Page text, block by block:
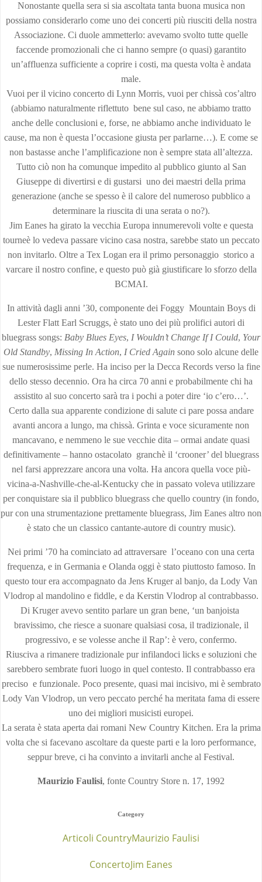
Nonostante quella sera si sia ascoltata tanta buona musica non
possiamo considerarlo come uno dei concerti più riusciti della nostra
Associazione. Ci duole ammetterlo: avevamo svolto tutte quelle
faccende promozionali che ci hanno sempre (o quasi) garantito
un’affluenza sufficiente a coprire i costi, ma questa volta è andata
male.
Vuoi per il vicino concerto di Lynn Morris, vuoi per chissà cos’altro
(abbiamo naturalmente riflettuto bene sul caso, ne abbiamo tratto
anche delle conclusioni e, forse, ne abbiamo anche individuato le
cause, ma non è questa l’occasione giusta per parlarne…). E come se
non bastasse anche l’amplificazione non è sempre stata all’altezza.
Tutto ciò non ha comunque impedito al pubblico giunto al San
Giuseppe di divertirsi e di gustarsi uno dei maestri della prima
generazione (anche se spesso è il calore del numeroso pubblico a
determinare la riuscita di una serata o no?).
Jim Eanes ha girato la vecchia Europa innumerevoli volte e questa
tourneè lo vedeva passare vicino casa nostra, sarebbe stato un peccato
non invitarlo. Oltre a Tex Logan era il primo personaggio storico a
varcare il nostro confine, e questo può già giustificare lo sforzo della
BCMAI.
In attività dagli anni ’30, componente dei Foggy Mountain Boys di
Lester Flatt Earl Scruggs, è stato uno dei più prolifici autori di
bluegrass songs: Baby Blues Eyes, I Wouldn’t Change If I Could, Your
Old Standby, Missing In Action, I Cried Again sono solo alcune delle
sue numerosissime perle. Ha inciso per la Decca Records verso la fine
dello stesso decennio. Ora ha circa 70 anni e probabilmente chi ha
assistito al suo concerto sarà tra i pochi a poter dire ‘io c’ero…’.
Certo dalla sua apparente condizione di salute ci pare possa andare
avanti ancora a lungo, ma chissà. Grinta e voce sicuramente non
mancavano, e nemmeno le sue vecchie dita – ormai andate quasi
definitivamente – hanno ostacolato granchè il ‘crooner’ del bluegrass
nel farsi apprezzare ancora una volta. Ha ancora quella voce più-
vicina-a-Nashville-che-al-Kentucky che in passato voleva utilizzare
per conquistare sia il pubblico bluegrass che quello country (in fondo,
pur con una strumentazione prettamente bluegrass, Jim Eanes altro non
è stato che un classico cantante-autore di country music).
Nei primi ’70 ha cominciato ad attraversare l’oceano con una certa
frequenza, e in Germania e Olanda oggi è stato piuttosto famoso. In
questo tour era accompagnato da Jens Kruger al banjo, da Lody Van
Vlodrop al mandolino e fiddle, e da Kerstin Vlodrop al contrabbasso.
Di Kruger avevo sentito parlare un gran bene, ‘un banjoista
bravissimo, che riesce a suonare qualsiasi cosa, il tradizionale, il
progressivo, e se volesse anche il Rap’: è vero, confermo.
Riusciva a rimanere tradizionale pur infilandoci licks e soluzioni che
sarebbero sembrate fuori luogo in quel contesto. Il contrabbasso era
preciso e funzionale. Poco presente, quasi mai incisivo, mi è sembrato
Lody Van Vlodrop, un vero peccato perché ha meritata fama di essere
uno dei migliori musicisti europei.
La serata è stata aperta dai romani New Country Kitchen. Era la prima
volta che si facevano ascoltare da queste parti e la loro performance,
seppur breve, ci ha convinto a invitarli anche al Festival.
Maurizio Faulisi, fonte Country Store n. 17, 1992
Category
Articoli CountryMaurizio Faulisi
ConcertoJim Eanes